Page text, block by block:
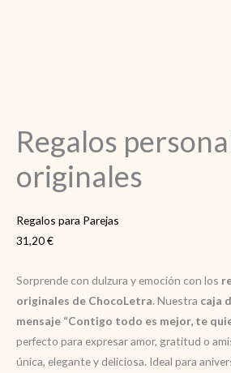
Regalos
originales
Regalos para Parejas
31,20€
Sorprende con dulzura y emoción con los
originales de ChocoLetra. Nuestra caja
mensaje “Contigo todo es mejor, te
perfecto para expresar amor, gratitud o
única, elegante y deliciosa. Ideal para